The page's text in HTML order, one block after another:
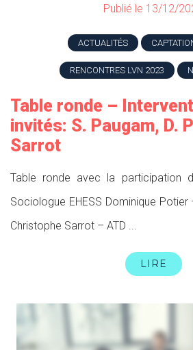
Publié le 13/12/
ACTUALITÉS
RENCONTRES LVN 2023
Table ronde –
invités: S. Paugam, D.
Sarrot
Table ronde avec la participation
Sociologue EHESS Dominique
Christophe Sarrot – ATD ...
LIRE